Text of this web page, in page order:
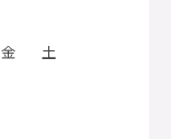
金 土